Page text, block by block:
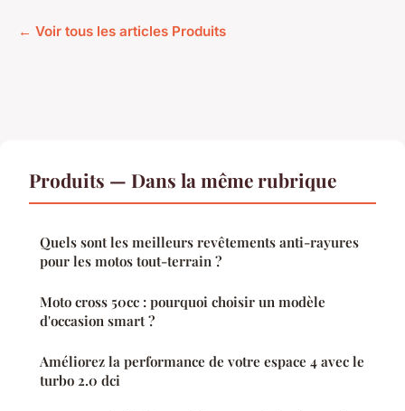
← Voir tous les articles Produits
Produits — Dans la même rubrique
Quels sont les meilleurs revêtements anti-rayures
pour les motos tout-terrain ?
Moto cross 50cc : pourquoi choisir un modèle
d'occasion smart ?
Améliorez la performance de votre espace 4 avec le
turbo 2.0 dci